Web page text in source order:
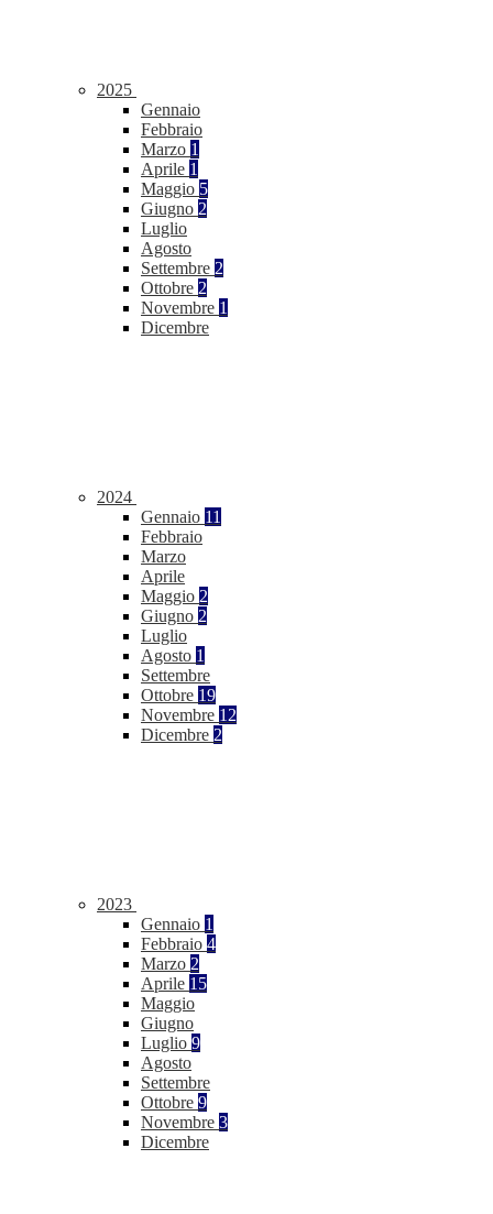
2025
Gennaio
Febbraio
Marzo 1
Aprile 1
Maggio 5
Giugno 2
Luglio
Agosto
Settembre 2
Ottobre 2
Novembre 1
Dicembre
2024
Gennaio 11
Febbraio
Marzo
Aprile
Maggio 2
Giugno 2
Luglio
Agosto 1
Settembre
Ottobre 19
Novembre 12
Dicembre 2
2023
Gennaio 1
Febbraio 4
Marzo 2
Aprile 15
Maggio
Giugno
Luglio 9
Agosto
Settembre
Ottobre 9
Novembre 3
Dicembre